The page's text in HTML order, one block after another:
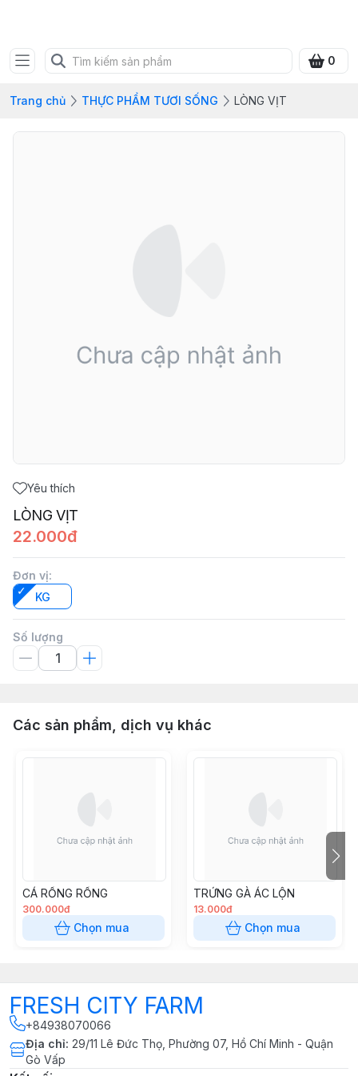
0
Trang chủ THỰC PHẨM TƯƠI SỐNG LÒNG VỊT
Yêu thích
LÒNG VỊT
22.000đ
Đơn vị:
KG
Số lượng
Các sản phẩm, dịch vụ khác
CÁ RỒNG RỒNG
300.000đ
Chọn mua
TRỨNG GÀ ÁC LỘN
13.000đ
Chọn mua
FRESH CITY FARM
+84938070066
Địa chỉ: 29/11 Lê Đức Thọ, Phường 07, Hồ Chí Minh - Quận
Gò Vấp